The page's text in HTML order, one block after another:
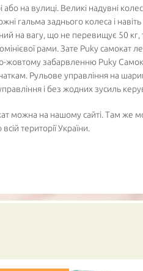
або на вулиці. Великі надувні
гальма заднього колеса і
на вагу, що не перевищує 50
рами. Зате Puky самокат
жовтому забарвленню Puky
Рульове управління на
і без жодних зусиль
можна на нашому сайті. Там же
території України.